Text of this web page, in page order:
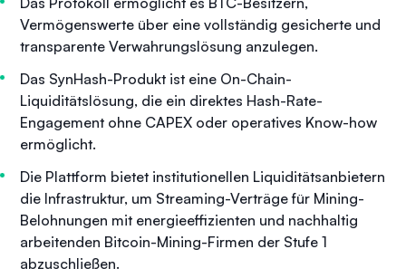
Vermögenswerte über eine vollständig gesicherte und
transparente Verwahrungslösung anzulegen.
Das SynHash-Produkt ist eine On-Chain-
Liquiditätslösung, die ein direktes Hash-Rate-
Engagement ohne CAPEX oder operatives Know-how
ermöglicht.
Die Plattform bietet institutionellen Liquiditätsanbietern
die Infrastruktur, um Streaming-Verträge für Mining-
Belohnungen mit energieeffizienten und nachhaltig
arbeitenden Bitcoin-Mining-Firmen der Stufe 1
abzuschließen.